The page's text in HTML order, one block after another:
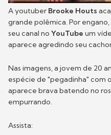
A youtuber Brooke Houts
grande polêmica. Por
seu canal no YouTube um
aparece agredindo seu
Nas imagens, a jovem de 20
espécie de "pegadinha" com
aparece brava batendo no
empurrando.
Assista: